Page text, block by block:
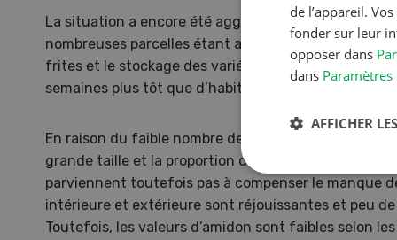
La situation a encore été aggravée par les
nombreuses parcelles étant arrivées rapidement à
frites et le stockage des variétés de consommation
semaines plus tôt que d’habitude.
En raison du faible nombre de tubercules par
grande taille et la proportion de raclettes est faible.
parviennent toutefois pas à compenser le manque
intérieure et extérieure sont réjouissantes et peu
Toutefois, les valeurs d’amidon sont faibles selon
de l’appareil.
fonder sur leur
opposer dans
dans
AFFICHER